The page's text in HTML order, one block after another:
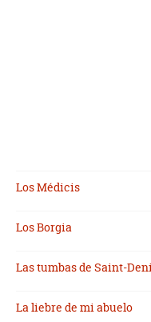
Los Médicis
Los Borgia
Las tumbas de Saint-
La liebre de mi abuelo